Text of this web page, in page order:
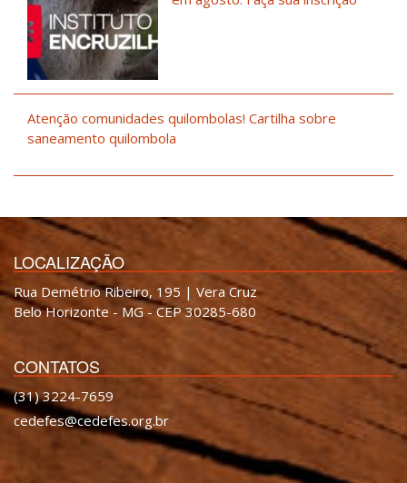
Atenção comunidades quilombolas! Cartilha sobre
saneamento quilombola
LOCALIZAÇÃO
Rua Demétrio Ribeiro, 195 | Vera Cruz
Belo Horizonte - MG - CEP 30285-680
CONTATOS
(31) 3224-7659
cedefes@cedefes.org.br